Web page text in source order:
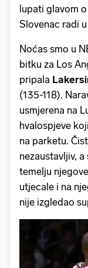
lupati glavom
Slovenac radi
Noćas smo u
bitku za Los
pripala
(135-118).
usmjerena na
hvalospjeve
na parketu.
nezaustavljiv,
temelju
utjecale i na
nije izgledao